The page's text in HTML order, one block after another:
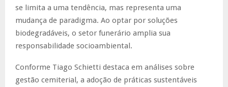
se limita a uma tendência, mas representa uma
mudança de paradigma. Ao optar por soluções
biodegradáveis, o setor funerário amplia sua
responsabilidade socioambiental.
Conforme Tiago Schietti destaca em análises sobre
gestão cemiterial, a adoção de práticas sustentáveis